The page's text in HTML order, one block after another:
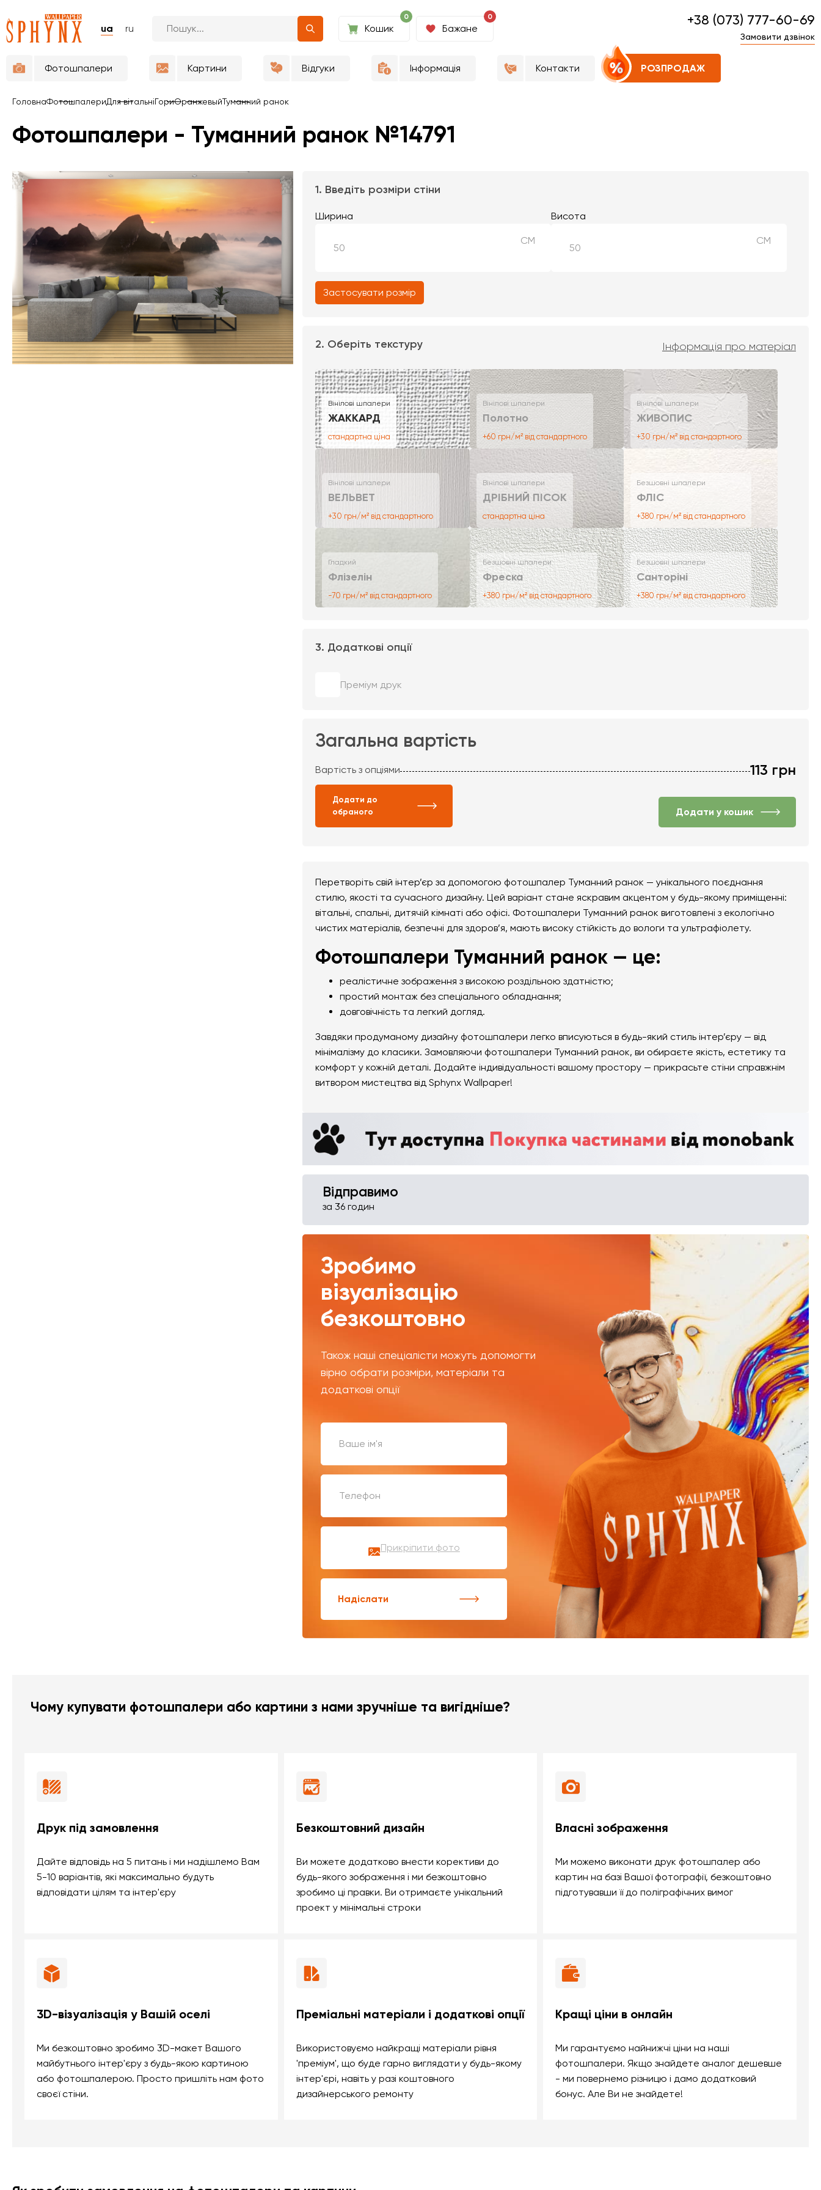
ua ru
0
Кошик
0
Бажане
+38 (073) 777-60-69
Замовити дзвінок
Фотошпалери Картини Відгуки Інформація Контакти РОЗПРОДАЖ
ГоловнаФотошпалериДля вітальніГориОранжевыйТуманний ранок
Фотошпалери - Туманний ранок №14791
1. Введіть розміри стіни
Ширина
СМ
Висота
СМ
Застосувати розмір
2. Оберіть текстуру Інформація про матеріал
Вінілові шпалери
ЖАККАРД
стандартна ціна
Вінілові шпалери
Полотно
+60 грн/м² від стандартного
Вінілові шпалери
ЖИВОПИС
+30 грн/м² від стандартного
Вінілові шпалери
ВЕЛЬВЕТ
+30 грн/м² від стандартного
Вінілові шпалери
ДРІБНИЙ ПІСОК
стандартна ціна
Безшовні шпалери
ФЛІС
+380 грн/м² від стандартного
Гладкий
Флізелін
-70 грн/м² від стандартного
Безшовні шпалери
Фреска
+380 грн/м² від стандартного
Безшовні шпалери
Санторіні
+380 грн/м² від стандартного
3. Додаткові опції
Преміум друк
Загальна вартість
Вартість з опціями 113 грн
Додати до
обраного
Додати у кошик
Перетворіть свій інтер’єр за допомогою фотошпалер Туманний ранок — унікального поєднання
стилю, якості та сучасного дизайну. Цей варіант стане яскравим акцентом у будь-якому приміщенні:
вітальні, спальні, дитячій кімнаті або офісі. Фотошпалери Туманний ранок виготовлені з екологічно
чистих матеріалів, безпечні для здоров’я, мають високу стійкість до вологи та ультрафіолету.
Фотошпалери Туманний ранок — це:
реалістичне зображення з високою роздільною здатністю;
простий монтаж без спеціального обладнання;
довговічність та легкий догляд.
Завдяки продуманому дизайну фотошпалери легко вписуються в будь-який стиль інтер’єру — від
мінімалізму до класики. Замовляючи фотошпалери Туманний ранок, ви обираєте якість, естетику та
комфорт у кожній деталі. Додайте індивідуальності вашому простору — прикрасьте стіни справжнім
витвором мистецтва від Sphynx Wallpaper!
Відправимо
за 36 годин
Зробимо
візуалізацію
безкоштовно
Також наші спеціалісти можуть допомогти
вірно обрати розміри, матеріали та
додаткові опції
Прикріпити фото
Надіслати
Чому купувати фотошпалери або картини з нами зручніше та вигідніше?
Друк під замовлення
Дайте відповідь на 5 питань і ми надішлемо Вам
5-10 варіантів, які максимально будуть
відповідати цілям та інтер'єру
Безкоштовний дизайн
Ви можете додатково внести корективи до
будь-якого зображення і ми безкоштовно
зробимо ці правки. Ви отримаєте унікальний
проект у мінімальні строки
Власні зображення
Ми можемо виконати друк фотошпалер або
картин на базі Вашої фотографії, безкоштовно
підготувавши її до поліграфічних вимог
3D-візуалізація у Вашій оселі
Ми безкоштовно зробимо 3D-макет Вашого
майбутнього інтер'єру з будь-якою картиною
або фотошпалерою. Просто пришліть нам фото
своєї стіни.
Преміальні матеріали і додаткові опції
Використовуємо найкращі матеріали рівня
'преміум', що буде гарно виглядати у будь-якому
інтер'єрі, навіть у разі коштовного
дизайнерського ремонту
Кращі ціни в онлайн
Ми гарантуємо найнижчі ціни на наші
фотошпалери. Якщо знайдете аналог дешевше
- ми повернемо різницю і дамо додатковий
бонус. Але Ви не знайдете!